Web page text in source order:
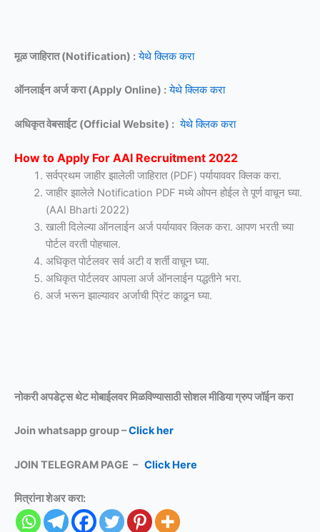
मूळ जाहिरात (Notification) : येथे क्लिक करा
ऑनलाईन अर्ज करा (Apply Online) : येथे क्लिक करा
अधिकृत वेबसाईट (Official Website) : येथे क्लिक करा
How to Apply For AAI Recruitment 2022
सर्वप्रथम जाहीर झालेली जाहिरात (PDF) पर्यायाववर क्लिक करा.
जाहीर झालेले Notification PDF मध्ये ओपन होईल ते पूर्ण वाचून घ्या.
(AAI Bharti 2022)
खाली दिलेल्या ऑनलाईन अर्ज पर्यायावर क्लिक करा. आपण भरती च्या
पोर्टल वरती पोहचाल.
अधिकृत पोर्टलवर सर्व अटी व शर्ती वाचून घ्या.
अधिकृत पोर्टलवर आपला अर्ज ऑनलाईन पद्धतीने भरा.
अर्ज भरून झाल्यावर अर्जाची प्रिंट काढून घ्या.
नोकरी अपडेट्स थेट मोबाईलवर मिळविण्यासाठीसोशल मीडिया ग्रुप जॉईन करा
Join whatsapp group –Click her
JOIN TELEGRAM PAGE – Click Here
मित्रांना शेअर करा: